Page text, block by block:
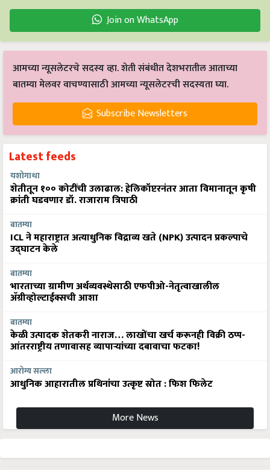
Join on WhatsApp
आमच्या न्यूसलेटरचे सदस्य व्हा. शेती संबंधीत देशभरातील आताच्या
बातम्या मेलवर वाचण्यासाठी आमच्या न्यूसलेटरची सदस्यता घ्या.
Subscribe Newsletters
Latest feeds
यशोगाथा
शेतीतून १०० कोटींची उलाढाल: हेलिकॉप्टरनंतर आता विमानातून कृषी
क्रांती घडवणार डॉ. राजाराम त्रिपाठी
बातम्या
ICL ने महाराष्ट्रात अत्याधुनिक विद्राव्य खते (NPK) उत्पादन प्रकल्पाचे
उद्घाटन केले
बातम्या
भारताच्या ग्रामीण अर्थव्यवस्थेसाठी एफपीओ-नेतृत्वाखालील
अ‍ॅग्रीव्होल्टाईक्सची आशा
बातम्या
केळी उत्पादक शेतकरी नाराज… लाखोंचा खर्च करूनही विक्री ठप्प-
आंतरराष्ट्रीय तणावासह व्यापाऱ्यांच्या दबावाचा फटका!
आरोग्य सल्ला
आधुनिक आहारातील प्रथिनांचा उत्कृष्ट स्रोत : फिश फिलेट
More News